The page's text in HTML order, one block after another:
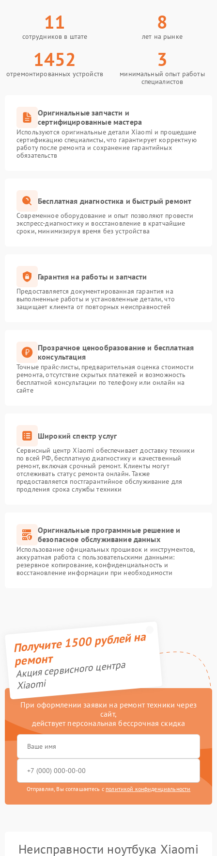
11
сотрудников в штате
8
лет на рынке
1452
отремонтированных устройств
3
минимальный опыт работы
специалистов
Оригинальные запчасти и
сертифицированные мастера
Используются оригинальные детали Xiaomi и прошедшие
сертификацию специалисты, что гарантирует корректную
работу после ремонта и сохранение гарантийных
обязательств
Бесплатная диагностика и быстрый ремонт
Современное оборудование и опыт позволяют провести
экспресс-диагностику и восстановление в кратчайшие
сроки, минимизируя время без устройства
Гарантия на работы и запчасти
Предоставляется документированная гарантия на
выполненные работы и установленные детали, что
защищает клиента от повторных неисправностей
Прозрачное ценообразование и бесплатная
консультация
Точные прайс-листы, предварительная оценка стоимости
ремонта, отсутствие скрытых платежей и возможность
бесплатной консультации по телефону или онлайн на
сайте
Широкий спектр услуг
Сервисный центр Xiaomi обеспечивает доставку техники
по всей РФ, бесплатную диагностику и качественный
ремонт, включая срочный ремонт. Клиенты могут
отслеживать статус ремонта онлайн. Также
предоставляется постгарантийное обслуживание для
продления срока службы техники
Оригинальные программные решение и
безопасное обслуживание данных
Использование официальных прошивок и инструментов,
аккуратная работа с пользовательскими данными:
резервное копирование, конфиденциальность и
восстановление информации при необходимости
Получите 1500 рублей на
ремонт
Акция сервисного центра
Xiaomi
При оформлении заявки на ремонт техники через
сайт,
действует персональная бессрочная скидка
Отправляя, Вы соглашаетесь с политикой конфиденциальности
Неисправности ноутбука Xiaomi